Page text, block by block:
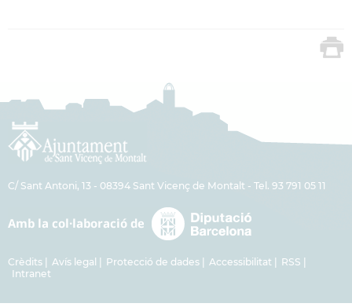
C/ Sant Antoni, 13 - 08394 Sant Vicenç de Montalt - Tel. 93 791 05 11
Crèdits Avís legal Protecció de dades Accessibilitat
RSS
Intranet